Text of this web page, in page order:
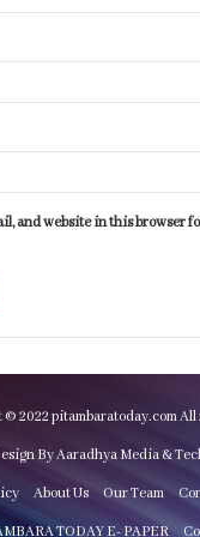
and website in this browser
© 2022 pitambaratoday.com
By Aaradhya Media &
About Us Our Team
TODAY E- PAPER